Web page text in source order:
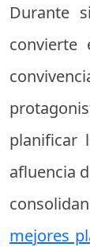
Durante
convierte
planificar
afluencia
mejores